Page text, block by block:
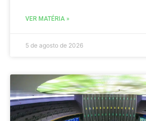
VER MATÉRIA »
5 de agosto de 2026